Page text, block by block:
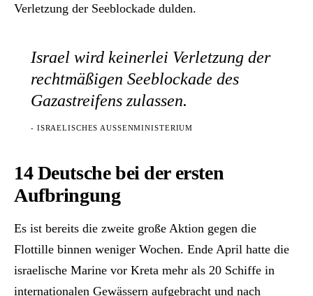
Verletzung der Seeblockade dulden.
Israel wird keinerlei Verletzung der
rechtmäßigen Seeblockade des
Gazastreifens zulassen.
- ISRAELISCHES AUSSENMINISTERIUM
14 Deutsche bei der ersten
Aufbringung
Es ist bereits die zweite große Aktion gegen die
Flottille binnen weniger Wochen. Ende April hatte die
israelische Marine vor Kreta mehr als 20 Schiffe in
internationalen Gewässern aufgebracht und nach